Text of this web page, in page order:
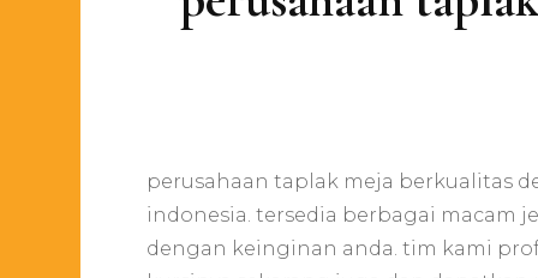
perusahaan taplak meja berkualitas
indonesia. tersedia berbagai macam
dengan keinginan anda. tim kami